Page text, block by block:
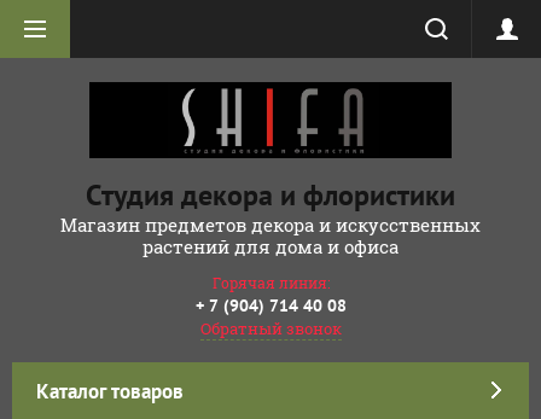
Студия декора и флористики
Магазин предметов декора и искусственных
растений для дома и офиса
Горячая линия:
+ 7 (904) 714 40 08
Обратный звонок
Каталог товаров